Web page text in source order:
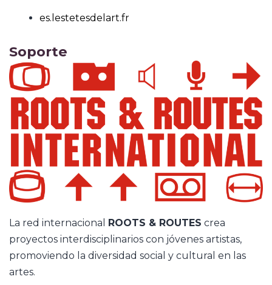
es.lestetesdelart.fr
Soporte
La red internacional ROOTS & ROUTES crea
proyectos interdisciplinarios con jóvenes artistas,
promoviendo la diversidad social y cultural en las
artes.